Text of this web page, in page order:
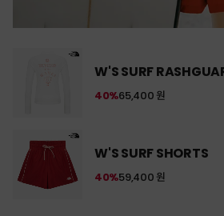
W'S SURF
65,400 원
40%
W'S SURF SHORTS
59,400 원
40%